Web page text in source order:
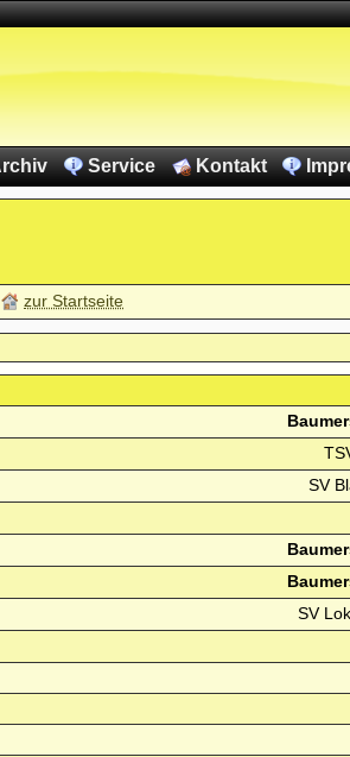
Service Kontakt
zur Startseite
SV
SV